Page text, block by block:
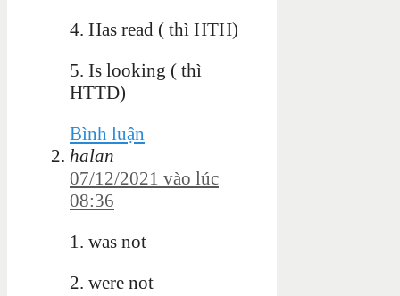
4. Has read ( thì HTH)
5. Is looking ( thì
HTTD)
Bình luận
halan
07/12/2021 vào lúc
08:36
1. was not
2. were not